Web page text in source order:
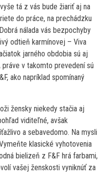
tá z vás bude žiariť aj na
do práce, na prechádzku
nálada vás bezpochyby
odtieň karmínovej – Viva
jarného obdobia sú aj
v takomto prevedení sú
ako napríklad spomínaný
žensky niekedy stačia aj
viditeľné, avšak
a sebavedomo. Na mysli
klasické vyhotovenia
bielizeň z F&F hrá farbami,
vašej ženskosti vyniknúť za